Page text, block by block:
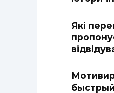
Які